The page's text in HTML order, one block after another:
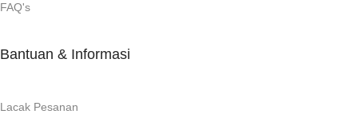
FAQ's
Bantuan & Informasi
Lacak Pesanan